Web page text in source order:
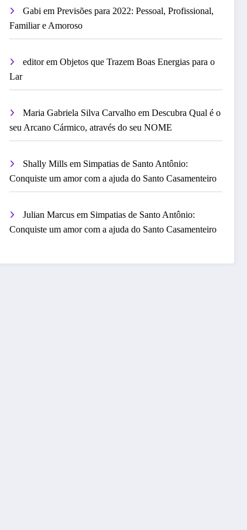
Gabi emPrevisões para 2022: Pessoal, Profissional,
Familiar e Amoroso
editoremObjetos que Trazem Boas Energias para o
Lar
Maria Gabriela Silva Carvalho emDescubra Qual é o
seu Arcano Cármico, através do seu NOME
Shally Mills em Simpatias de Santo Antônio:
Conquiste um amor com a ajuda do Santo Casamenteiro
Julian Marcus em Simpatias de Santo Antônio:
Conquiste um amor com a ajuda do Santo Casamenteiro